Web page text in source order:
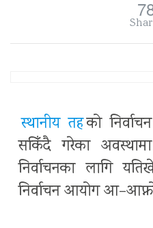
स्थानीय तहको
सकिँदै गरेका
निर्वाचनका लागि
निर्वाचन आयोग